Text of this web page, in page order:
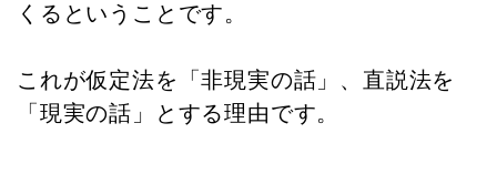
くるということです。
これが仮定法を「非現実の話」、直説法を
「現実の話」とする理由です。